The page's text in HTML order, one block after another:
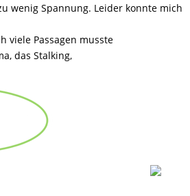
wenig Spannung. Leider konnte mich
viele Passagen musste
das Stalking,